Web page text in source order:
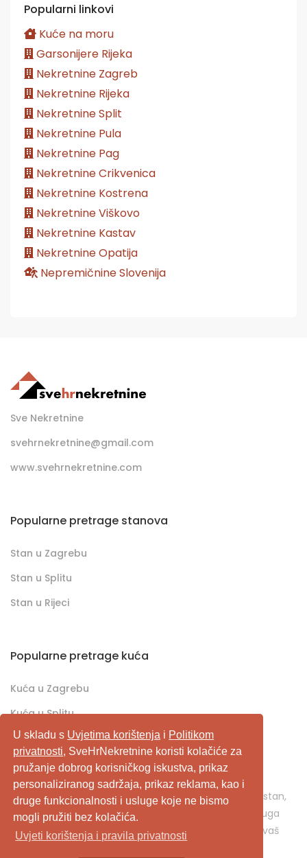
U skladu s Uvjetima korištenja i Politikom
privatnosti, SveHrNekretnine koristi kolačiće za
pružanje dobrog korisničkog iskustva, prikaz
personaliziranog sadržaja, prikaz reklama, kao i
druge funkcionalnosti i usluge koje ne bismo
mogli pružiti bez kolačića.
Uvjeti korištenja i pravila privatnosti
Popularni linkovi
Kuće na moru
Garsonijere Rijeka
Nekretnine Zagreb
Nekretnine Rijeka
Nekretnine Split
Nekretnine Pula
Nekretnine Pag
Nekretnine Crikvenica
Nekretnine Kostrena
Nekretnine Viškovo
Nekretnine Kastav
Nekretnine Opatija
Nepremičnine Slovenija
Sve Nekretnine
svehrnekretnine@gmail.com
www.svehrnekretnine.com
Popularne pretrage stanova
Stan u Zagrebu
Stan u Splitu
Stan u Rijeci
Popularne pretrage kuća
Kuća u Zagrebu
Kuća u Splitu
Kuća u Rijeci
SveHrNekretnine.com predstavlja sveobuhvatan
pretraživač/oglašivač nekretnina. Ukoliko je u pitanju stan,
kuća, vikendica, zemljište, poslovni prostor, ili neka druga
nekretnina, svehrnekretnine.com je pravo mjesto za vaš